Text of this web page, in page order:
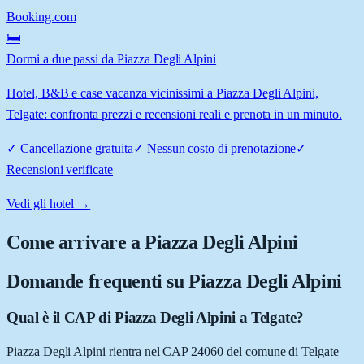
Booking.com
🛏️
Dormi a due passi da Piazza Degli Alpini
Hotel, B&B e case vacanza vicinissimi a Piazza Degli Alpini,
Telgate: confronta prezzi e recensioni reali e prenota in un minuto.
✓ Cancellazione gratuita✓ Nessun costo di prenotazione✓
Recensioni verificate
Vedi gli hotel →
Come arrivare aPiazza Degli Alpini
Domande frequenti su Piazza Degli Alpini
Qual è il CAP di Piazza Degli Alpini a Telgate?
Piazza Degli Alpini rientra nel CAP 24060 del comune di Telgate